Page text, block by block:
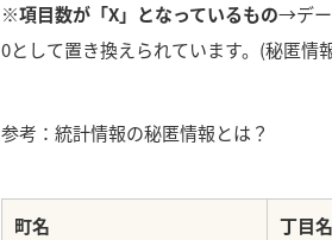
※項目数が「X」となっているもの→デー
0として置き換えられています。(秘匿情
参考：統計情報の秘匿情報とは？
町名 丁目名